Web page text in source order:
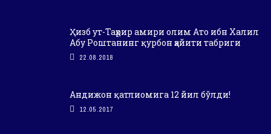
Ҳизб ут-Таҳрир амири олим Ато ибн Халил
Абу Роштанинг қурбон ҳайити табриги
22.08.2018
Андижон қатлиомига 12 йил бўлди!
12.05.2017